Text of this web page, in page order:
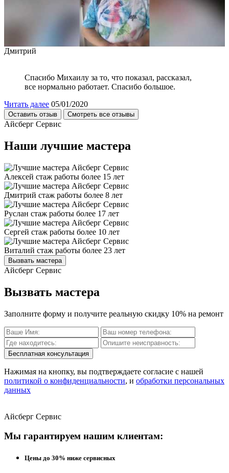
Дмитрий
Спасибо Михаилу за то, что показал, рассказал,
все нормально работает. Спасибо большое.
Читать далее 05/01/2020
Оставить отзыв Смотреть все отзывы
Айсберг Сервис
Наши лучшие мастера
Алексей стаж работы более 15 лет
Дмитрий стаж работы более 8 лет
Руслан стаж работы более 17 лет
Сергей стаж работы более 10 лет
Виталий стаж работы более 23 лет
Вызвать мастера
Айсберг Сервис
Вызвать мастера
Заполните форму и получите реальную скидку 10% на ремонт
Бесплатная консультация
Нажимая на кнопку, вы подтверждаете согласие с нашей
политикой о конфиденциальности, и обработки персональных
данных
Айсберг Сервис
Мы гарантируем нашим клиентам:
Цены до 30% ниже сервисных